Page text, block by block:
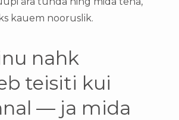
kauem nooruslik.
nahk
teisiti kui
— ja mida